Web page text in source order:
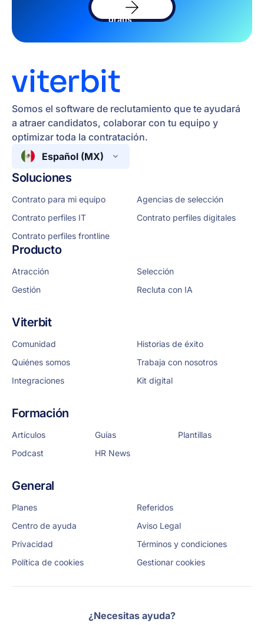
software
gratis
Somos el software de reclutamiento que te ayudará
a atraer candidatos, colaborar con tu equipo y
optimizar toda la contratación.
Español (MX)
Soluciones
Contrato para mi equipo
Agencias de selección
Contrato perfiles IT
Contrato perfiles digitales
Contrato perfiles frontline
Producto
Atracción
Selección
Gestión
Recluta con IA
Viterbit
Comunidad
Historias de éxito
Quiénes somos
Trabaja con nosotros
Integraciones
Kit digital
Formación
Artículos Guías
Plantillas
Podcast
HR News
General
Planes
Referidos
Centro de ayuda
Aviso Legal
Privacidad
Términos y condiciones
Política de cookies
Gestionar cookies
¿Necesitas ayuda?